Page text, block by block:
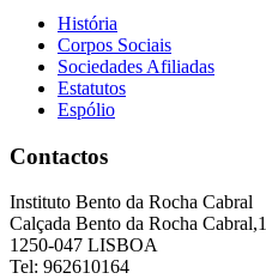
História
Corpos Sociais
Sociedades Afiliadas
Estatutos
Espólio
Contactos
Instituto Bento da Rocha Cabral
Calçada Bento da Rocha
1250-047 LISBOA
Tel: 962610164